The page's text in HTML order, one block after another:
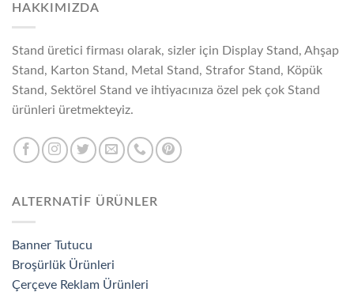
HAKKIMIZDA
Stand üretici firması olarak, sizler için Display Stand, Ahşap
Stand, Karton Stand, Metal Stand, Strafor Stand, Köpük
Stand, Sektörel Stand ve ihtiyacınıza özel pek çok Stand
ürünleri üretmekteyiz.
ALTERNATİF ÜRÜNLER
Banner Tutucu
Broşürlük Ürünleri
Çerçeve Reklam Ürünleri